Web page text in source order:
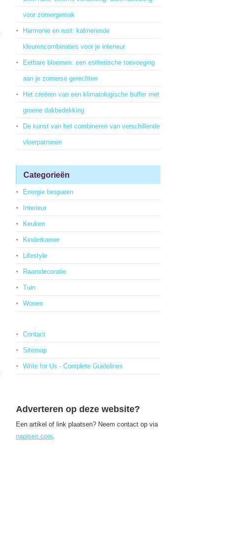
voor zomergemak
Harmonie en rust: kalmerende
kleurencombinaties voor je interieur
Eetbare bloemen: een esthetische toevoeging
aan je zomerse gerechten
Het creëren van een klimatologische buffer met
groene dakbedekking
De kunst van het combineren van verschillende
vloerpatronen
Categorieën
Energie besparen
Interieur
Keuken
Kinderkamer
Lifestyle
Raamdecoratie
Tuin
Wonen
Contact
Sitemap
Write for Us - Complete Guidelines
Adverteren op deze website?
Een artikel of link plaatsen? Neem contact op via
napiseo.com.